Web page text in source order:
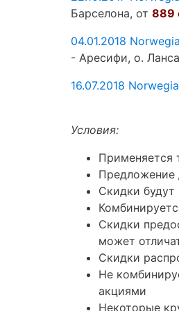
Барселона, от 889
04.01.2018
- Аресифи, о.
16.07.2018
Условия:
Применяется
Предложение
Скидки
Скидки
может
Скидки
Не
акциями
Некоторые